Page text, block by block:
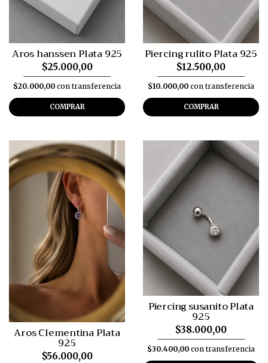
Aros hanssen Plata 925
$25.000,00
$20.000,00 con transferencia
COMPRAR
Piercing rulito Plata 925
$12.500,00
$10.000,00 con transferencia
COMPRAR
Aros Clementina Plata
925
$56.000,00
Piercing susanito Plata
925
$38.000,00
$30.400,00 con transferencia